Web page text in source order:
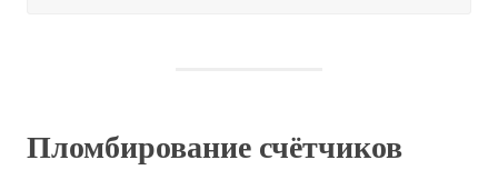
Пломбирование счётчиков